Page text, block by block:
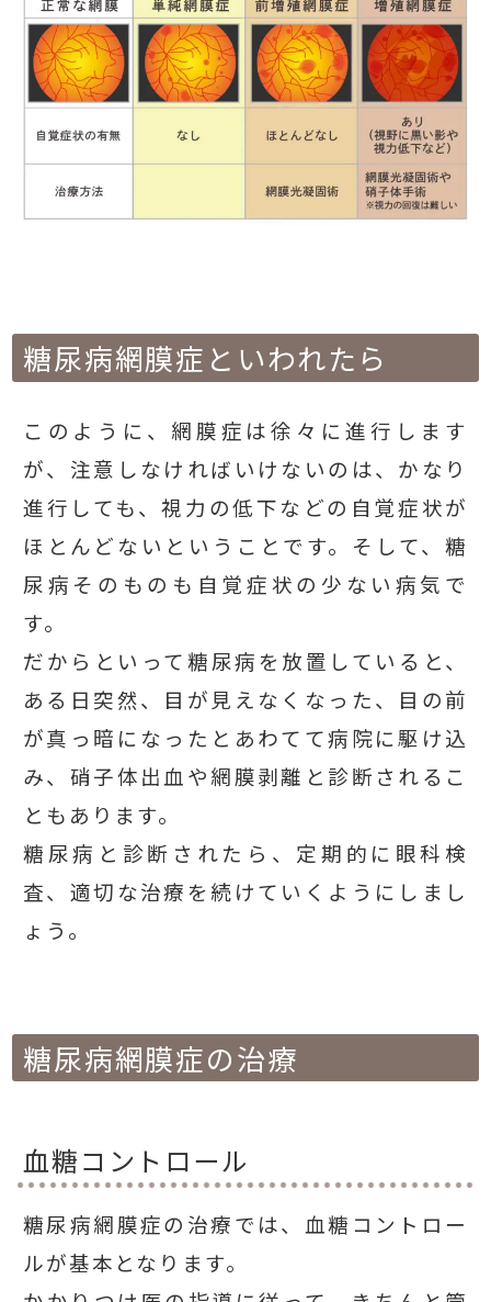
糖尿病網膜症といわれたら
このように、網膜症は徐々に進行します
が、注意しなければいけないのは、かなり
進行しても、視力の低下などの自覚症状が
ほとんどないということです。そして、糖
尿病そのものも自覚症状の少ない病気で
す。
だからといって糖尿病を放置していると、
ある日突然、目が見えなくなった、目の前
が真っ暗になったとあわてて病院に駆け込
み、硝子体出血や網膜剥離と診断されるこ
ともあります。
糖尿病と診断されたら、定期的に眼科検
査、適切な治療を続けていくようにしまし
ょう。
糖尿病網膜症の治療
血糖コントロール
糖尿病網膜症の治療では、血糖コントロー
ルが基本となります。